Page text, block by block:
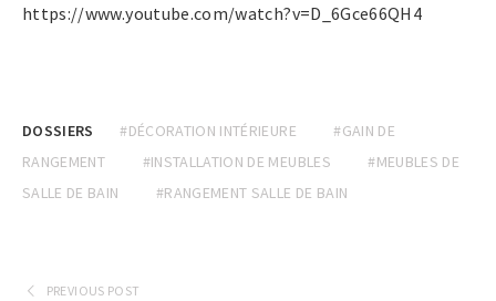
https://www.youtube.com/watch?v=D_6Gce66QH4
DOSSIERS #DÉCORATION INTÉRIEURE
#GAIN DE
RANGEMENT
#INSTALLATION DE MEUBLES
#MEUBLES DE
SALLE DE BAIN
#RANGEMENT SALLE DE BAIN
PREVIOUS POST